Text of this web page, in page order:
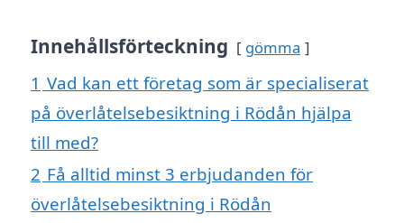
Innehållsförteckning gömma
1 Vad kan ett företag som är specialiserat
på överlåtelsebesiktning i Rödån hjälpa
till med?
2 Få alltid minst 3 erbjudanden för
överlåtelsebesiktning i Rödån